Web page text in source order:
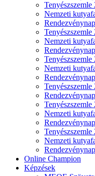
Tenyészszemle
Nemzeti
Tenyészszemle
Nemzeti
Tenyészszemle
Nemzeti
Tenyészszemle
Tenyészszemle
Nemzeti
Tenyészszemle
Nemzeti
Online Champion
Képzések